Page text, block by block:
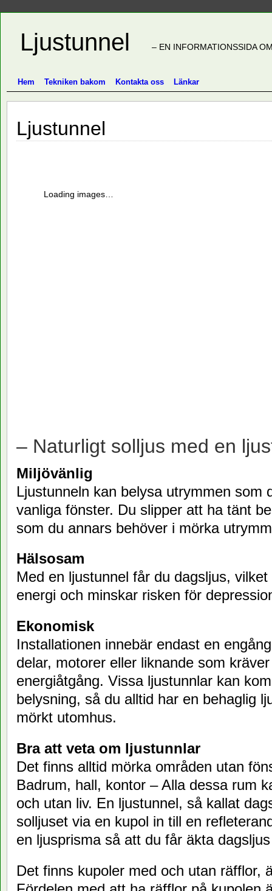
Ljustunnel – EN INFORMATIONSSIDA
Hem Tekniken bakom Kontakta oss Länkar
Ljustunnel
Loading images…
– Naturligt solljus med en
Miljövänlig
Ljustunneln kan belysa utrymmen som
vanliga fönster. Du slipper att ha tänt
som du annars behöver i mörka
Hälsosam
Med en ljustunnel får du dagsljus,
energi och minskar risken för
Ekonomisk
Installationen innebär endast en
delar, motorer eller liknande som
energiåtgång. Vissa ljustunnlar kan
belysning, så du alltid har en behaglig
mörkt utomhus.
Bra att veta om ljustunnlar
Det finns alltid mörka områden utan
Badrum, hall, kontor – Alla dessa rum
och utan liv. En ljustunnel, så kallat
solljuset via en kupol in till en
en ljusprisma så att du får äkta
Det finns kupoler med och utan räfflor,